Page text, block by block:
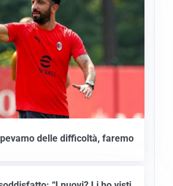
delle difficoltà, faremo